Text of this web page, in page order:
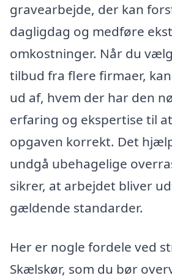
gravearbejde, der kan
dagligdag og medføre
omkostninger. Når du
tilbud fra flere firmaer,
ud af, hvem der har den
erfaring og ekspertise til
opgaven korrekt. Det
undgå ubehagelige
sikrer, at arbejdet bliver
gældende standarder.
Her er nogle fordele ved
Skælskør, som du bør